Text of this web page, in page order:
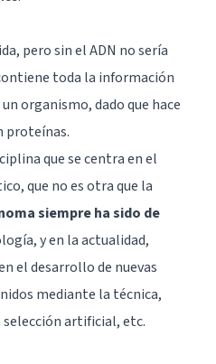
pero sin el ADN no sería
toda la información
organismo, dado que hace
proteínas.
que se centra en el
que no es otra que la
siempre ha sido de
y en la actualidad,
el desarrollo de nuevas
mediante la técnica,
selección artificial, etc.